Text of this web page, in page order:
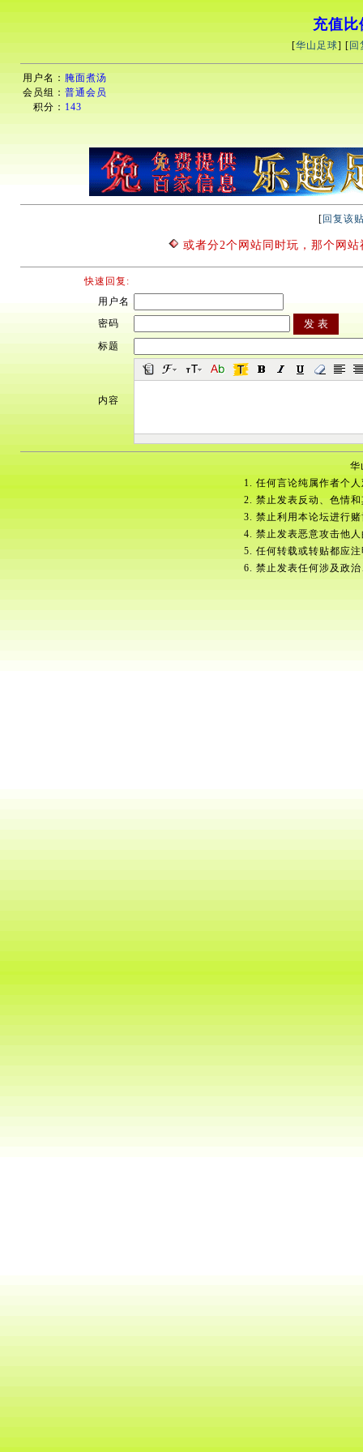
充值
[华山足球] [ 回
用户名： 腌面煮汤
会员组： 普通会员
积分： 143
[ 回复该
或者分2个网站同时玩，那个网
快速回复:
用户名
密码
标题
内容
华
1. 任何言论纯属作者个
2. 禁止发表反动、色情
3. 禁止利用本论坛进行
4. 禁止发表恶意攻击他
5. 任何转载或转贴都应
6. 禁止发表任何涉及政